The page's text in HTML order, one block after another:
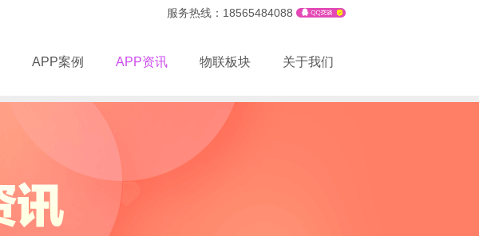
服务热线：18565484088
APP案例 APP资讯 物联板块 关于我们